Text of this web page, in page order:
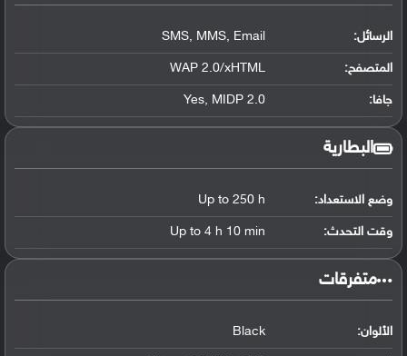
الرسائل: SMS, MMS, Email
المتصفح: WAP 2.0/xHTML
جافا: Yes, MIDP 2.0
البطارية
وضع الاستعداد: Up to 250 h
وقت التحدث: Up to 4 h 10 min
‏متفرقات‏
الألوان: Black